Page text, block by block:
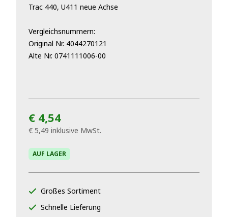
Trac 440, U411 neue Achse
Vergleichsnummern:
Original Nr. 4044270121
Alte Nr. 0741111006-00
€ 4,54
€ 5,49 inklusive MwSt.
AUF LAGER
Großes Sortiment
Schnelle Lieferung